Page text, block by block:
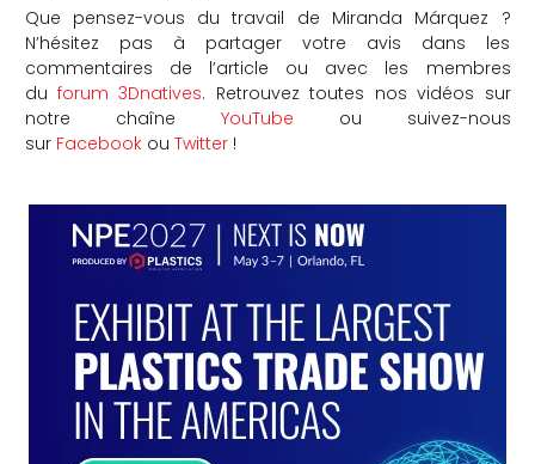
Que pensez-vous du travail de Miranda Márquez ?
N’hésitez pas à partager votre avis dans les
commentaires de l’article ou avec les membres
du forum 3Dnatives. Retrouvez toutes nos vidéos sur
notre chaîne YouTube ou suivez-nous
sur Facebookou Twitter!